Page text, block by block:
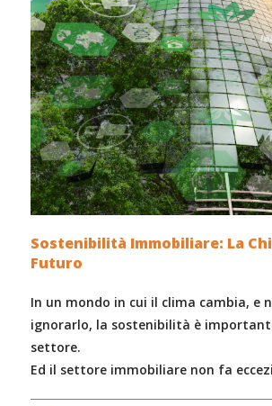
Sostenibilità Immobiliare: La
Futuro
In un mondo in cui il clima cambia, e
ignorarlo, la sostenibilità è
settore.
Ed il settore immobiliare non fa